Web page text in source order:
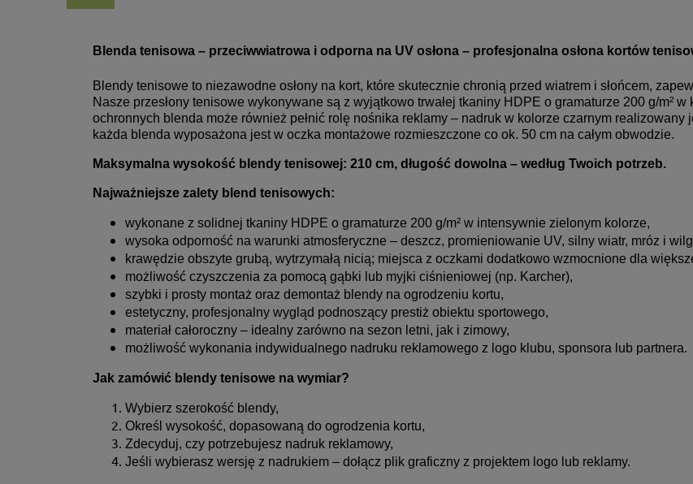
płatności
Blenda tenisowa – przeciwwiatrowa i odporna na UV osłona – profesjonalna osłona kortów
Blendy tenisowe to niezawodne osłony na kort, które skutecznie chronią przed wiatrem i słońcem,
Nasze przesłony tenisowe wykonywane są z wyjątkowo trwałej tkaniny HDPE o gramaturze 200 g/m²
ochronnych blenda może również pełnić rolę nośnika reklamy – nadruk w kolorze czarnym
każda blenda wyposażona jest w oczka montażowe rozmieszczone co ok. 50 cm na całym obwodzie.
Maksymalna wysokość blendy tenisowej: 210 cm, długość dowolna – według Twoich potrzeb.
Najważniejsze zalety blend tenisowych:
wykonane z solidnej tkaniny HDPE o gramaturze 200 g/m² w intensywnie zielonym kolorze,
wysoka odporność na warunki atmosferyczne – deszcz, promieniowanie UV, silny wiatr, mróz i
krawędzie obszyte grubą, wytrzymałą nicią; miejsca z oczkami dodatkowo wzmocnione dla
możliwość czyszczenia za pomocą gąbki lub myjki ciśnieniowej (np. Karcher),
szybki i prosty montaż oraz demontaż blendy na ogrodzeniu kortu,
estetyczny, profesjonalny wygląd podnoszący prestiż obiektu sportowego,
materiał całoroczny – idealny zarówno na sezon letni, jak i zimowy,
możliwość wykonania indywidualnego nadruku reklamowego z logo klubu, sponsora lub partnera.
Jak zamówić blendy tenisowe na wymiar?
Wybierz szerokość blendy,
Określ wysokość, dopasowaną do ogrodzenia kortu,
Zdecyduj, czy potrzebujesz nadruk reklamowy,
Jeśli wybierasz wersję z nadrukiem – dołącz plik graficzny z projektem logo lub reklamy.